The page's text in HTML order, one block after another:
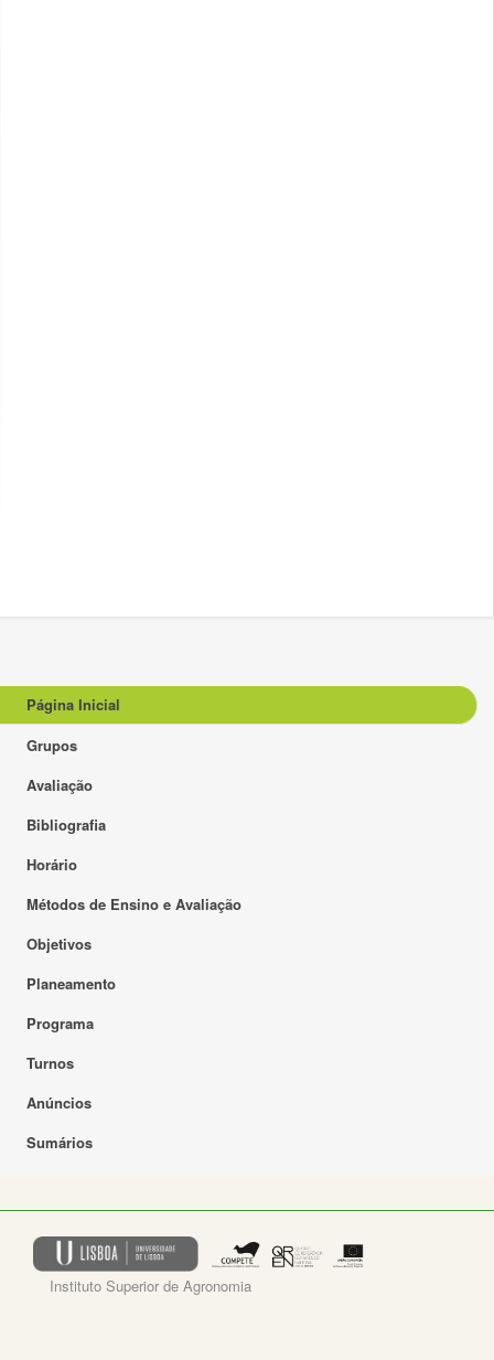
Página Inicial
Grupos
Avaliação
Bibliografia
Horário
Métodos de Ensino e Avaliação
Objetivos
Planeamento
Programa
Turnos
Anúncios
Sumários
Instituto Superior de Agronomia